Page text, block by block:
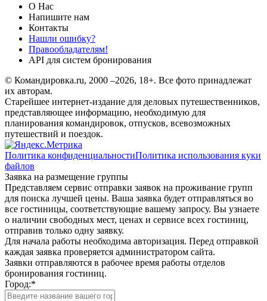
О Нас
Напишите нам
Контакты
Нашли ошибку?
Правообладателям!
API для систем бронирования
© Командировка.ru, 2000 –2026, 18+. Все фото принадлежат
их авторам.
Старейшее интернет-издание для деловых путешественников,
представляющее информацию, необходимую для
планирования командировок, отпусков, всевозможных
путешествий и поездок.
Политика конфиденциальностиПолитика использования куки
файлов
Заявка на размещение группы
Представляем сервис отправки заявок на проживание групп
для поиска лучшей цены. Ваша заявка будет отправляться во
все гостиницы, соответствующие вашему запросу. Вы узнаете
о наличии свободных мест, ценах и сервисе всех гостиниц,
отправив только одну заявку.
Для начала работы необходима авторизация. Перед отправкой
каждая заявка проверяется администратором сайта.
Заявки отправляются в рабочее время работы отделов
бронирования гостиниц.
Город:*